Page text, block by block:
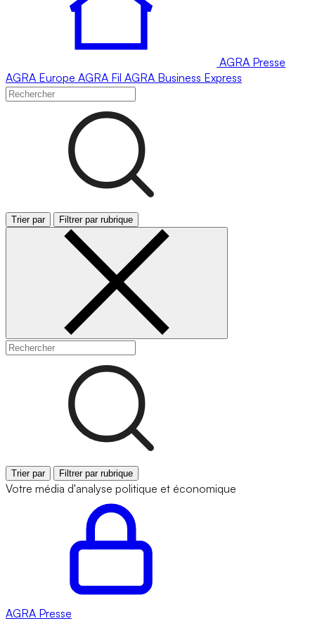
AGRA Presse
AGRA Europe AGRA Fil AGRA Business Express
Trier par Filtrer par rubrique
Trier par Filtrer par rubrique
Votre média d'analyse politique et économique
AGRA Presse